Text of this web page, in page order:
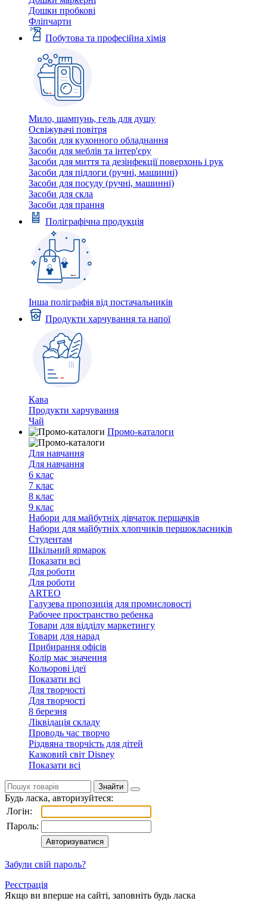
Дошки пробкові
Фліпчарти
Побутова та професійна хімія
Мило, шампунь, гель для душу
Освіжувачі повітря
Засоби для кухонного обладнання
Засоби для меблів та інтер'єру
Засоби для миття та дезінфекції поверхонь і рук
Засоби для підлоги (ручні, машинні)
Засоби для посуду (ручні, машинні)
Засоби для скла
Засоби для прання
Поліграфічна продукція
Інша поліграфія від постачальників
Продукти харчування та напої
Кава
Продукти харчування
Чай
Промо-каталоги
Для навчання
Для навчання
6 клас
7 клас
8 клас
9 клас
Набори для майбутніх дiвчаток першачкiв
Набори для майбутніх хлопчиків першокласників
Студентам
Шкільний ярмарок
Показати всі
Для роботи
Для роботи
ARTEO
Галузева пропозиція для промисловості
Рабочее пространство ребенка
Товари для відділу маркетингу
Товари для нарад
Прибирання офісів
Колір має значення
Кольорові ідеї
Показати всі
Для творчостi
Для творчостi
8 березня
Ліквідація складу
Проводь час творчо
Різдвяна творчість для дітей
Казковий світ Disney
Показати всі
Знайти
Будь ласка, авторизуйтеся:
Логін:
Пароль:
Забули свій пароль?
Реєстрація
Якщо ви вперше на сайті, заповніть будь ласка